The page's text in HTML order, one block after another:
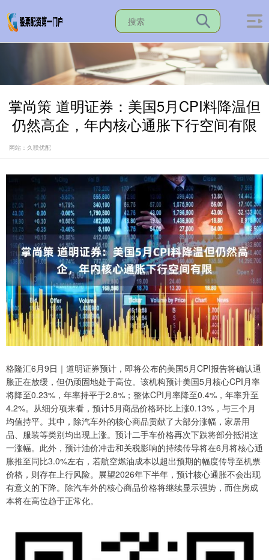
掌尚策 道明证券：美国5月CPI料降温但
仍然高企，年内核心通胀下行空间有限
网站：久联优配
格隆汇6月9日｜道明证券预计，即将公布的美国5月CPI报告将确认通
胀正在放缓，但仍顽固地处于高位。该机构预计美国5月核心CPI月率
将降至0.23%，年率持平于2.8%；整体CPI月率降至0.4%，年率升至
4.2%。从细分项来看，预计5月商品价格环比上涨0.13%，与三个月
均值持平。其中，除汽车外的核心商品贡献了大部分涨幅，家居用
品、服装等类别均出现上涨。预计二手车价格再次下跌将部分抵消这
一涨幅。此外，预计油价冲击和关税影响的持续传导将在6月将核心通
胀推至同比3.0%左右，若航空燃油成本以超出预期的幅度传导至机票
价格，则存在上行风险。展望2026年下半年，预计核心通胀不会出现
有意义的下降。除汽车外的核心商品价格将继续显示强势，而住房成
本将在高位趋于正常化。